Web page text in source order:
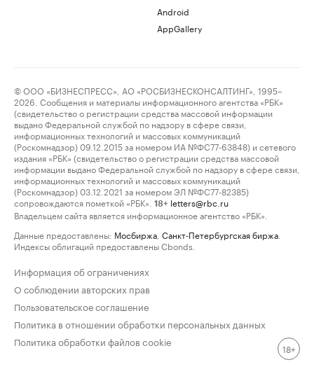
Android
AppGallery
© ООО «БИЗНЕСПРЕСС», АО «РОСБИЗНЕСКОНСАЛТИНГ», 1995–
2026. Сообщения и материалы информационного агентства «РБК»
(свидетельство о регистрации средства массовой информации
выдано Федеральной службой по надзору в сфере связи,
информационных технологий и массовых коммуникаций
(Роскомнадзор) 09.12.2015 за номером ИА №ФС77-63848) и сетевого
издания «РБК» (свидетельство о регистрации средства массовой
информации выдано Федеральной службой по надзору в сфере связи,
информационных технологий и массовых коммуникаций
(Роскомнадзор) 03.12.2021 за номером ЭЛ №ФС77-82385)
сопровождаются пометкой «РБК».
18+ letters@rbc.ru
Владельцем сайта является информационное агентство «РБК».
Данные предоставлены: Мосбиржа Санкт-Петербургская биржа
Индексы облигаций предоставлены Cbonds.
Информация об ограничениях
О соблюдении авторских прав
Пользовательское соглашение
Политика в отношении обработки персональных данных
Политика обработки файлов cookie
18+